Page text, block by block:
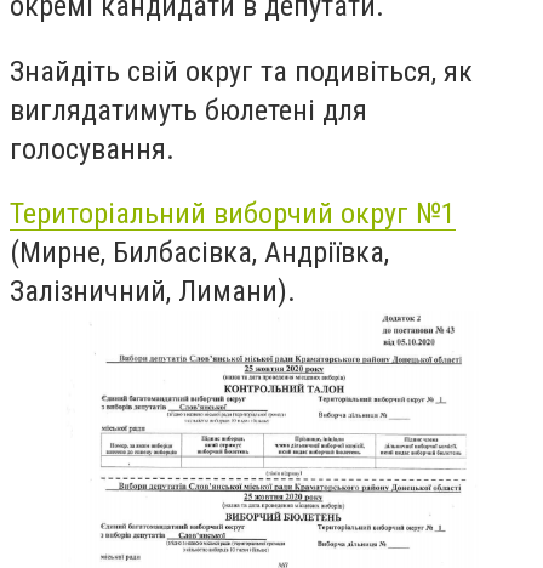
Знайдіть свій округ та подивіться, як
виглядатимуть бюлетені для
голосування.
Територіальний виборчий округ №1
(Мирне, Билбасівка, Андріївка,
Залізничний, Лимани).